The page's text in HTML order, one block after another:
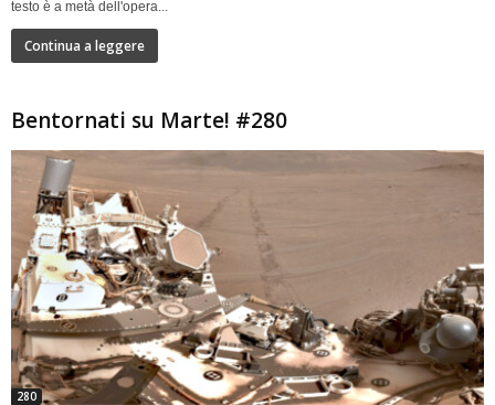
testo è a metà dell'opera...
Continua a leggere
Bentornati su Marte! #280
280